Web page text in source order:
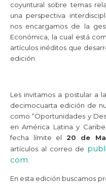
coyuntural sobre temas
una perspectiva
nos encargamos de la
Económica, la cual está
artículos inéditos que
edición.
Les invitamos a postular a
decimocuarta edición de
como “Oportunidades y
en América Latina y
fecha límite el 20 de
artículos al correo de
com.
En esta edición buscamos